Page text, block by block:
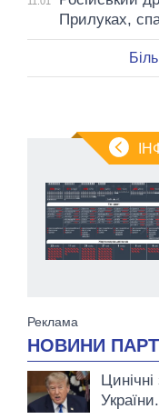
Прилуках,